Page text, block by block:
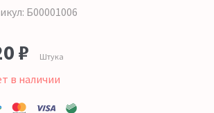
Б00001006
₽ Штука
в наличии